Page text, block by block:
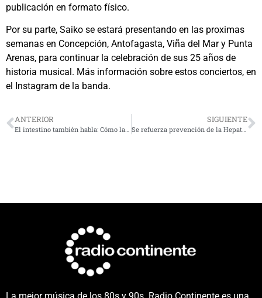
publicación en formato físico.
Por su parte, Saiko se estará presentando en las proximas
semanas en Concepción, Antofagasta, Viña del Mar y Punta
Arenas, para continuar la celebración de sus 25 años de
historia musical. Más información sobre estos conciertos, en
el Instagram de la banda.
ANTERIOR SIGUIENTE
Se refuerza prevención de la Hepatitis B y C en jóvenes